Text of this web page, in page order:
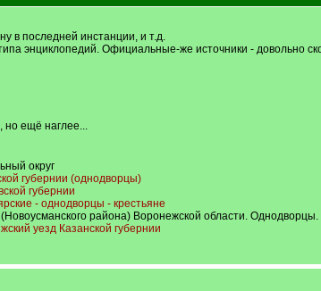
в последней инстанции, и т.д.
энциклопедий. Официальные-же источники - довольно
но ещё наглее...
округ
губернии (однодворцы)
губернии
- однодворцы - крестьяне
(Новоусманского района) Воронежской области. Однодворцы.
уезд Казанской губернии